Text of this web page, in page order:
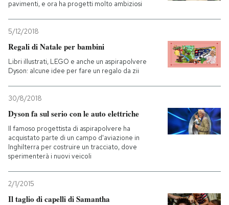
pavimenti, e ora ha progetti molto ambiziosi
5/12/2018
Regali di Natale per bambini
Libri illustrati, LEGO e anche un aspirapolvere
Dyson: alcune idee per fare un regalo da zii
30/8/2018
Dyson fa sul serio con le auto elettriche
Il famoso progettista di aspirapolvere ha
acquistato parte di un campo d'aviazione in
Inghilterra per costruire un tracciato, dove
sperimenterà i nuovi veicoli
2/1/2015
Il taglio di capelli di Samantha